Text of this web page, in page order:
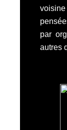
par
autres